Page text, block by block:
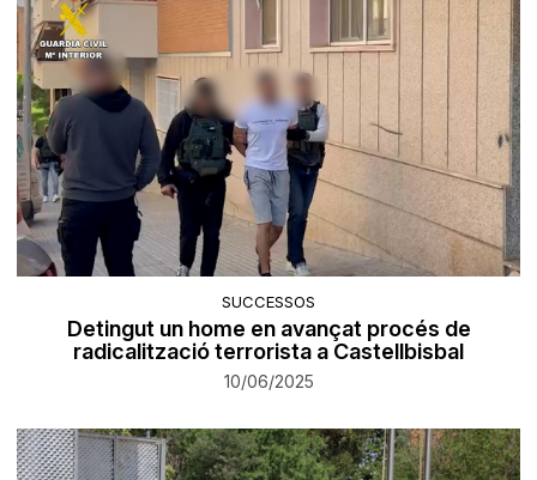
SUCCESSOS
Detingut un home en avançat procés de
radicalització terrorista a Castellbisbal
10/06/2025